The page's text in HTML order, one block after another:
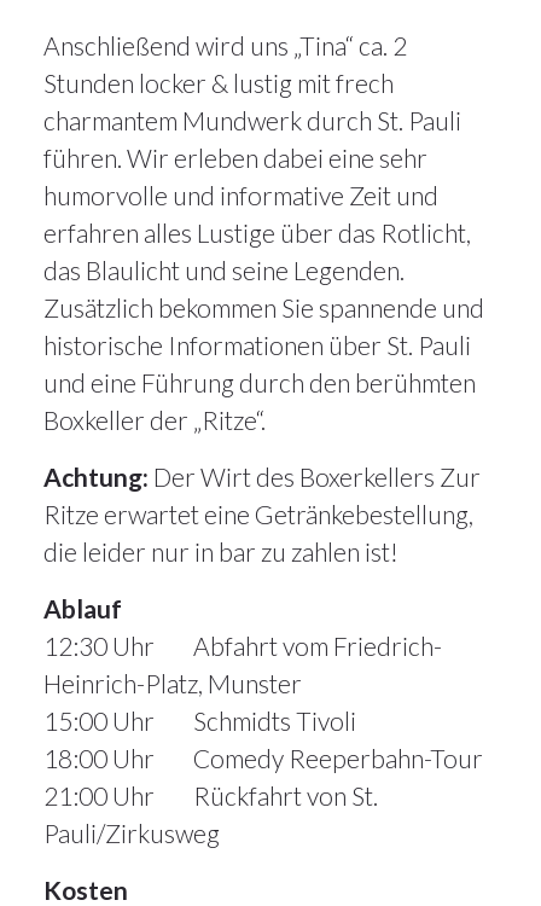
Anschließend wird uns „Tina“ ca. 2
Stunden locker & lustig mit frech
charmantem Mundwerk durch St. Pauli
führen. Wir erleben dabei eine sehr
humorvolle und informative Zeit und
erfahren alles Lustige über das Rotlicht,
das Blaulicht und seine Legenden.
Zusätzlich bekommen Sie spannende und
historische Informationen über St. Pauli
und eine Führung durch den berühmten
Boxkeller der „Ritze“.
Achtung: Der Wirt des Boxerkellers Zur
Ritze erwartet eine Getränkebestellung,
die leider nur in bar zu zahlen ist!
Ablauf
12:30 Uhr Abfahrt vom Friedrich-
Heinrich-Platz, Munster
15:00 Uhr Schmidts Tivoli
18:00 Uhr Comedy Reeperbahn-Tour
21:00 Uhr Rückfahrt von St.
Pauli/Zirkusweg
Kosten